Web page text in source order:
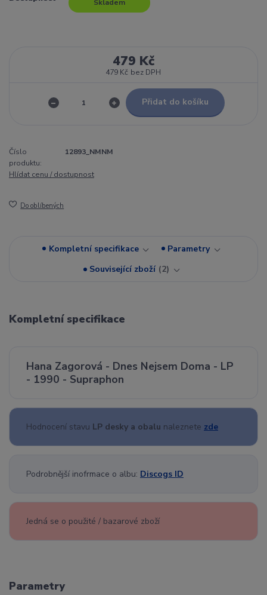
Skladem
479 Kč
479 Kč bez DPH
Přidat do košíku
Číslo
produktu:
12893_NMNM
Hlídat cenu / dostupnost
Do oblíbených
Kompletní specifikace
Parametry
Související zboží 2
Kompletní specifikace
Hana Zagorová - Dnes Nejsem Doma - LP
- 1990 - Supraphon
Hodnocení stavu LP desky a obalu naleznete zde
Podrobnější inofrmace o albu: Discogs ID
Jedná se o použité / bazarové zboží
Parametry